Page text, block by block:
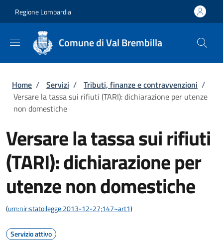
Regione Lombardia
Comune di Val Brembilla
Briciole di pane
Home / Servizi / Tributi, finanze e contravvenzioni /
Versare la tassa sui rifiuti (TARI): dichiarazione per utenze
non domestiche
Versare la tassa sui rifiuti
(TARI): dichiarazione per
utenze non domestiche
(urn:nir:stato:legge:2013-12-27;147~art1)
Servizio attivo